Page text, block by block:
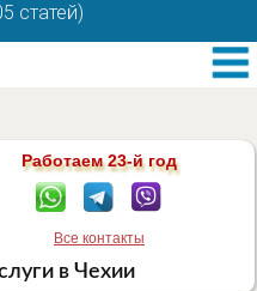
Работаем 23-й год
Все контакты
в Чехии
статей)